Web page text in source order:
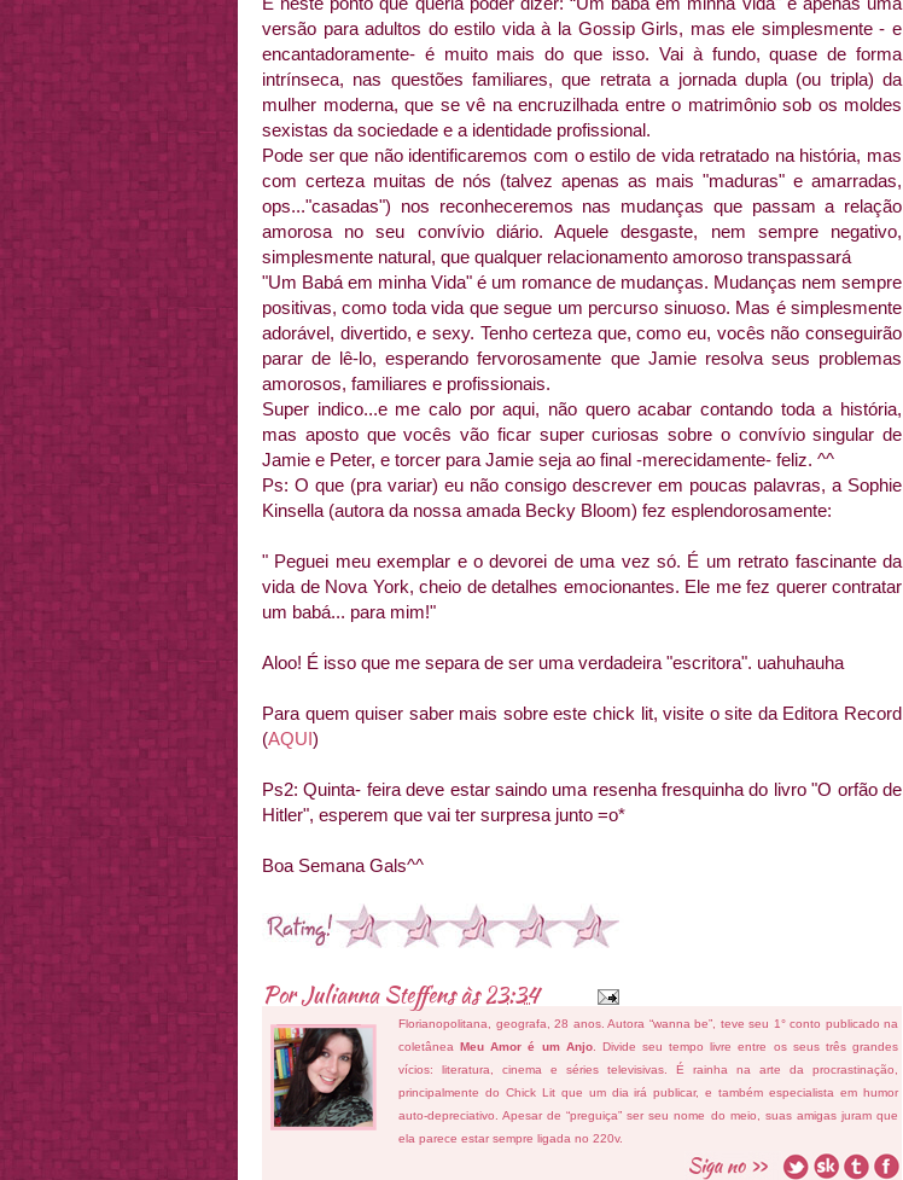
versão para adultos do estilo vida à la Gossip Girls, mas ele simplesmente - e
encantadoramente- é muito mais do que isso. Vai à fundo, quase de forma
intrínseca, nas questões familiares, que retrata a jornada dupla (ou tripla) da
mulher moderna, que se vê na encruzilhada entre o matrimônio sob os moldes
sexistas da sociedade e a identidade profissional.
Pode ser que não identificaremos com o estilo de vida retratado na história, mas
com certeza muitas de nós (talvez apenas as mais "maduras" e amarradas,
ops..."casadas") nos reconheceremos nas mudanças que passam a relação
amorosa no seu convívio diário. Aquele desgaste, nem sempre negativo,
simplesmente natural, que qualquer relacionamento amoroso transpassará
"Um Babá em minha Vida" é um romance de mudanças. Mudanças nem sempre
positivas, como toda vida que segue um percurso sinuoso. Mas é simplesmente
adorável, divertido, e sexy. Tenho certeza que, como eu, vocês não conseguirão
parar de lê-lo, esperando fervorosamente que Jamie resolva seus problemas
amorosos, familiares e profissionais.
Super indico...e me calo por aqui, não quero acabar contando toda a história,
mas aposto que vocês vão ficar super curiosas sobre o convívio singular de
Jamie e Peter, e torcer para Jamie seja ao final -merecidamente- feliz. ^^
Ps: O que (pra variar) eu não consigo descrever em poucas palavras, a Sophie
Kinsella (autora da nossa amada Becky Bloom) fez esplendorosamente:
" Peguei meu exemplar e o devorei de uma vez só. É um retrato fascinante da
vida de Nova York, cheio de detalhes emocionantes. Ele me fez querer contratar
um babá... para mim!"
Aloo! É isso que me separa de ser uma verdadeira "escritora". uahuhauha
Para quem quiser saber mais sobre este chick lit, visite o site da Editora Record
(AQUI)
Ps2: Quinta- feira deve estar saindo uma resenha fresquinha do livro "O orfão de
Hitler", esperem que vai ter surpresa junto =o*
Boa Semana Gals^^
PorJulianna Steffensàs23:34
Florianopolitana, geografa, 28 anos. Autora “wanna be”, teve seu 1° conto publicado na
coletâneaMeu Amor é um Anjo. Divide seu tempo livre entre os seus três grandes
vícios: literatura, cinema e séries televisivas. É rainha na arte da procrastinação,
principalmente do Chick Lit que um dia irá publicar, e também especialista em humor
auto-depreciativo. Apesar de “preguiça” ser seu nome do meio, suas amigas juram que
ela parece estar sempre ligada no 220v.